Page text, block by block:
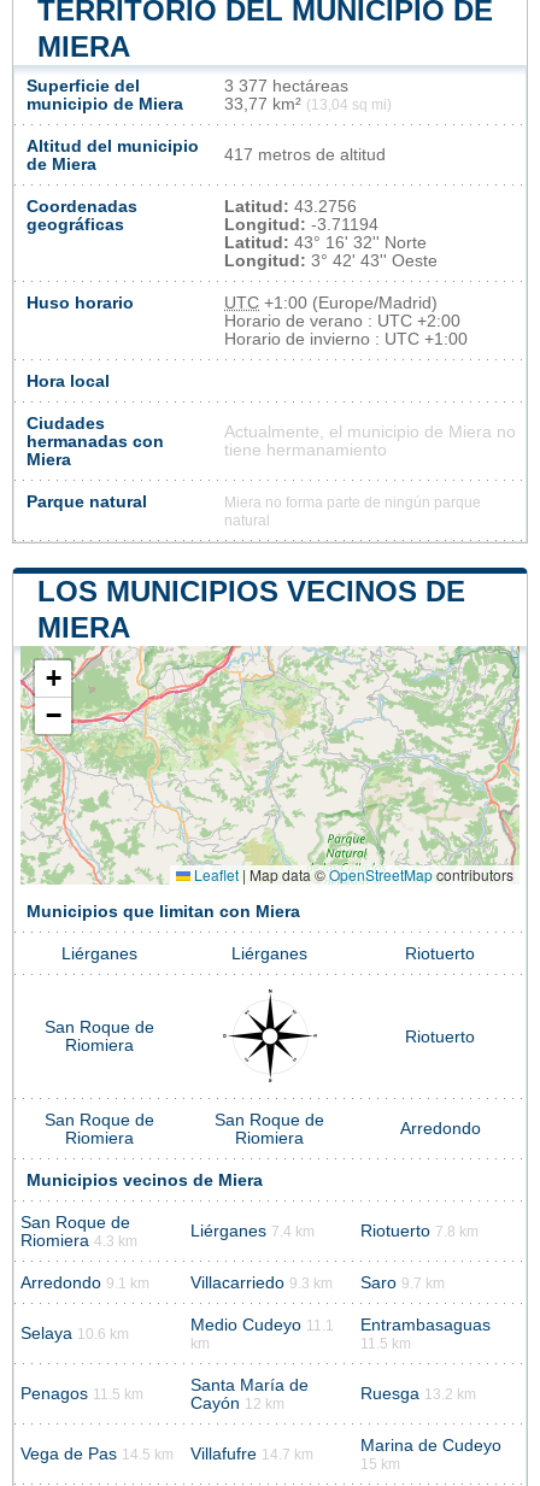
TERRITORIO DEL MUNICIPIO DE
MIERA
Superficie del
municipio de Miera
3 377 hectáreas
33,77 km² (13,04 sq mi)
Altitud del municipio
de Miera
417 metros de altitud
Coordenadas
geográficas
Latitud: 43.2756
Longitud: -3.71194
Latitud: 43° 16' 32'' Norte
Longitud: 3° 42' 43'' Oeste
Huso horario UTC +1:00 (Europe/Madrid)
Horario de verano : UTC +2:00
Horario de invierno : UTC +1:00
Hora local
Ciudades
hermanadas con
Miera
Actualmente, el municipio de Miera no
tiene hermanamiento
Parque natural
Miera no forma parte de ningún parque
natural
LOS MUNICIPIOS VECINOS DE
MIERA
+
−
Leaflet | Map data ©OpenStreetMapcontributors
Municipios que limitan con Miera
Liérganes Liérganes Riotuerto
San Roque de
Riomiera
Riotuerto
San Roque de
Riomiera
San Roque de
Riomiera
Arredondo
Municipios vecinos de Miera
San Roque de
Riomiera 4.3 km
Liérganes 7.4 km Riotuerto 7.8 km
Arredondo 9.1 km Villacarriedo 9.3 km Saro 9.7 km
Selaya 10.6 km Medio Cudeyo 11.1
km
Entrambasaguas
11.5 km
Penagos 11.5 km
Santa María de
Cayón 12 km
Ruesga 13.2 km
Vega de Pas 14.5 km Villafufre 14.7 km Marina de Cudeyo
15 km